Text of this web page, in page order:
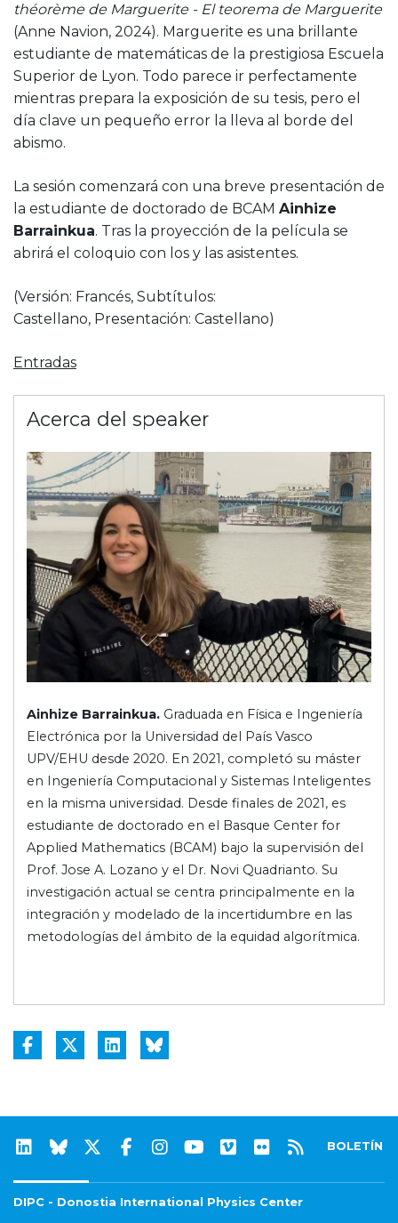
théorème de Marguerite - El teorema de Marguerite
(Anne Navion, 2024). Marguerite es una brillante
estudiante de matemáticas de la prestigiosa Escuela
Superior de Lyon. Todo parece ir perfectamente
mientras prepara la exposición de su tesis, pero el
día clave un pequeño error la lleva al borde del
abismo.
La sesión comenzará con una breve presentación de
la estudiante de doctorado de BCAM Ainhize
Barrainkua. Tras la proyección de la película se
abrirá el coloquio con los y las asistentes.
(Versión: Francés, Subtítulos:
Castellano, Presentación: Castellano)
Entradas
Acerca del speaker
Ainhize Barrainkua. Graduada en Física e Ingeniería
Electrónica por la Universidad del País Vasco
UPV/EHU desde 2020. En 2021, completó su máster
en Ingeniería Computacional y Sistemas Inteligentes
en la misma universidad. Desde finales de 2021, es
estudiante de doctorado en el Basque Center for
Applied Mathematics (BCAM) bajo la supervisión del
Prof. Jose A. Lozano y el Dr. Novi Quadrianto. Su
investigación actual se centra principalmente en la
integración y modelado de la incertidumbre en las
metodologías del ámbito de la equidad algorítmica.
BOLETÍN
DIPC - Donostia International Physics Center